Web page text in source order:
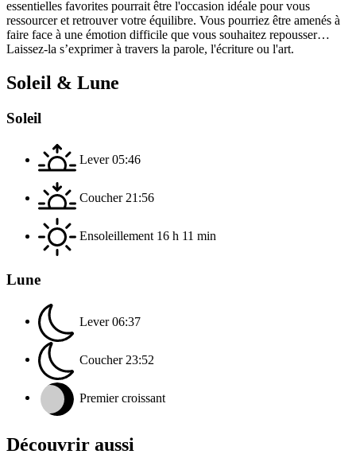
essentielles favorites pourrait être l'occasion idéale pour vous
ressourcer et retrouver votre équilibre. Vous pourriez être amenés à
faire face à une émotion difficile que vous souhaitez repousser…
Laissez-la s’exprimer à travers la parole, l'écriture ou l'art.
Soleil & Lune
Soleil
Lever 05:46
Coucher 21:56
Ensoleillement 16 h 11 min
Lune
Lever 06:37
Coucher 23:52
Premier croissant
Découvrir aussi